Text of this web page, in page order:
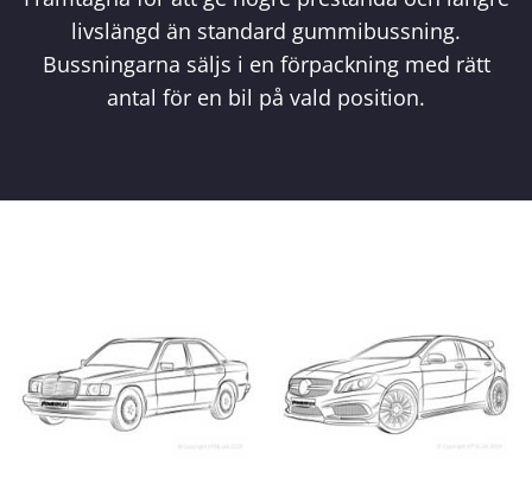
livslängd än standard gummibussning.
Bussningarna säljs i en förpackning med rätt
antal för en bil på vald position.